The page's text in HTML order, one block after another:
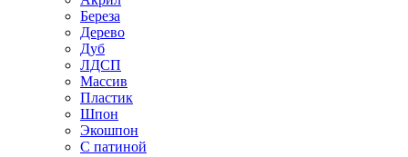
Береза
Дерево
Дуб
ЛДСП
Массив
Пластик
Шпон
Экошпон
С патиной